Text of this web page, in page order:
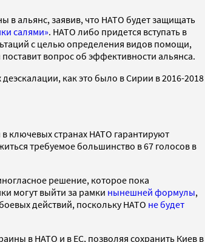
в альянс, заявив, что НАТО будет защищать
салями». НАТО либо придется вступать в
с целью определения видов помощи,
вопрос об эффективности альянса.
как это было в Сирии в 2016-2018
ключевых странах НАТО гарантируют
требуемое большинство в 67 голосов в
решение, которое пока
могут выйти за рамки нынешней формулы,
действий, поскольку НАТО не будет
в НАТО и в ЕС, позволяя сохранить Киев в